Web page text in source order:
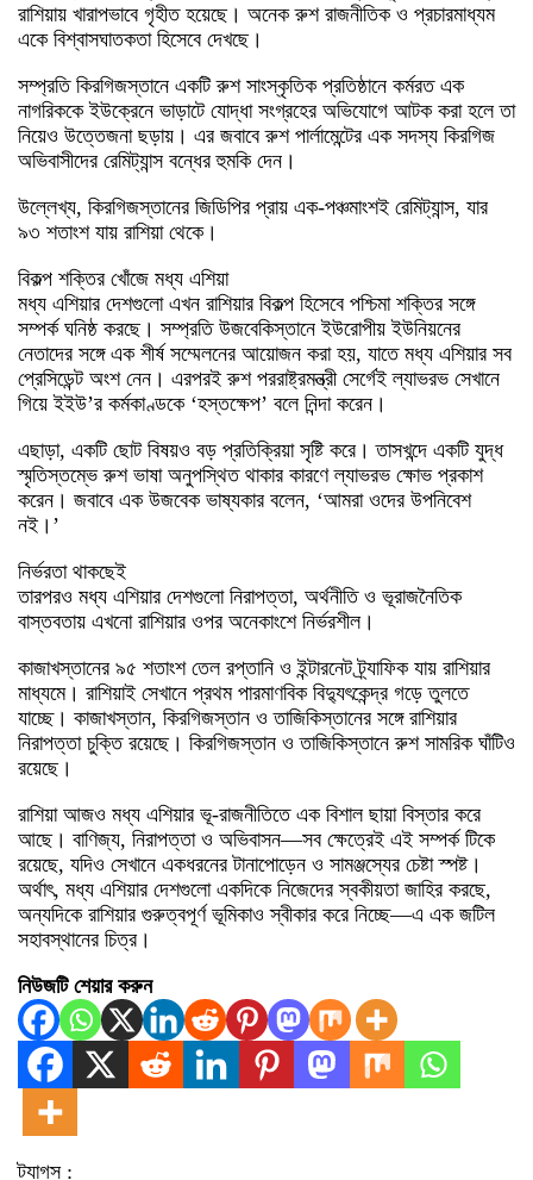
রাশিয়ায় খারাপভাবে গৃহীত হয়েছে। অনেক রুশ রাজনীতিক ও প্রচারমাধ্যম
একে বিশ্বাসঘাতকতা হিসেবে দেখছে।
সম্প্রতি কিরগিজস্তানে একটি রুশ সাংস্কৃতিক প্রতিষ্ঠানে কর্মরত এক
নাগরিককে ইউক্রেনে ভাড়াটে যোদ্ধা সংগ্রহের অভিযোগে আটক করা হলে তা
নিয়েও উত্তেজনা ছড়ায়। এর জবাবে রুশ পার্লামেন্টের এক সদস্য কিরগিজ
অভিবাসীদের রেমিট্যান্স বন্ধের হুমকি দেন।
উল্লেখ্য, কিরগিজস্তানের জিডিপির প্রায় এক-পঞ্চমাংশই রেমিট্যান্স, যার
৯৩ শতাংশ যায় রাশিয়া থেকে।
বিকল্প শক্তির খোঁজে মধ্য এশিয়া
মধ্য এশিয়ার দেশগুলো এখন রাশিয়ার বিকল্প হিসেবে পশ্চিমা শক্তির সঙ্গে
সম্পর্ক ঘনিষ্ঠ করছে। সম্প্রতি উজবেকিস্তানে ইউরোপীয় ইউনিয়নের
নেতাদের সঙ্গে এক শীর্ষ সম্মেলনের আয়োজন করা হয়, যাতে মধ্য এশিয়ার সব
প্রেসিডেন্ট অংশ নেন। এরপরই রুশ পররাষ্ট্রমন্ত্রী সের্গেই ল্যাভরভ সেখানে
গিয়ে ইইউ’র কর্মকাণ্ডকে ‘হস্তক্ষেপ’ বলে নিন্দা করেন।
এছাড়া, একটি ছোট বিষয়ও বড় প্রতিক্রিয়া সৃষ্টি করে। তাসখন্দে একটি যুদ্ধ
স্মৃতিস্তম্ভে রুশ ভাষা অনুপস্থিত থাকার কারণে ল্যাভরভ ক্ষোভ প্রকাশ
করেন। জবাবে এক উজবেক ভাষ্যকার বলেন, ‘আমরা ওদের উপনিবেশ
নই।’
নির্ভরতা থাকছেই
তারপরও মধ্য এশিয়ার দেশগুলো নিরাপত্তা, অর্থনীতি ও ভূরাজনৈতিক
বাস্তবতায় এখনো রাশিয়ার ওপর অনেকাংশে নির্ভরশীল।
কাজাখস্তানের ৯৫ শতাংশ তেল রপ্তানি ও ইন্টারনেট ট্র্যাফিক যায় রাশিয়ার
মাধ্যমে। রাশিয়াই সেখানে প্রথম পারমাণবিক বিদ্যুৎকেন্দ্র গড়ে তুলতে
যাচ্ছে। কাজাখস্তান, কিরগিজস্তান ও তাজিকিস্তানের সঙ্গে রাশিয়ার
নিরাপত্তা চুক্তি রয়েছে। কিরগিজস্তান ও তাজিকিস্তানে রুশ সামরিক ঘাঁটিও
রয়েছে।
রাশিয়া আজও মধ্য এশিয়ার ভূ-রাজনীতিতে এক বিশাল ছায়া বিস্তার করে
আছে। বাণিজ্য, নিরাপত্তা ও অভিবাসন—সব ক্ষেত্রেই এই সম্পর্ক টিকে
রয়েছে, যদিও সেখানে একধরনের টানাপোড়েন ও সামঞ্জস্যের চেষ্টা স্পষ্ট।
অর্থাৎ, মধ্য এশিয়ার দেশগুলো একদিকে নিজেদের স্বকীয়তা জাহির করছে,
অন্যদিকে রাশিয়ার গুরুত্বপূর্ণ ভূমিকাও স্বীকার করে নিচ্ছে—এ এক জটিল
সহাবস্থানের চিত্র।
নিউজটি শেয়ার করুন
ট্যাগস :